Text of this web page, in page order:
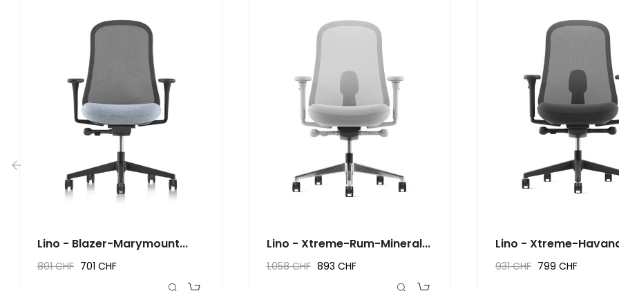
Lino - Blazer-Marymount...
801 CHF 701 CHF
Lino - Xtreme-Rum-Mineral...
1.058 CHF 893 CHF
Lino - Xtreme-
Graphite
931 CHF 799 CHF